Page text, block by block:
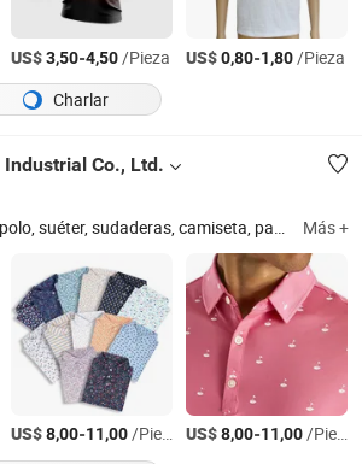
US$3,50-4,50/Pieza US$0,80-1,80/Pieza
Charlar
Industrial Co., Ltd.
camiseta, pantalones, pantalones cortos, chaqueta, falda, chalecos, gorras Más +
US$8,00-11,00/Pieza US$8,00-11,00/Pieza